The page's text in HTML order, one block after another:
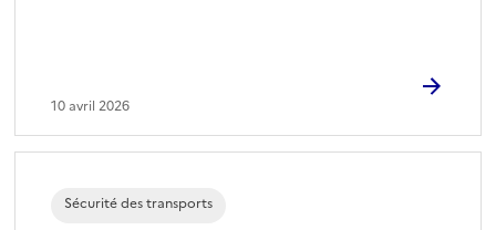
10 avril 2026
Sécurité des transports